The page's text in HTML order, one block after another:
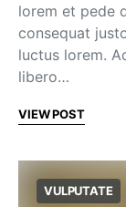
lorem et pede
consequat
luctus lorem.
libero…
VIEW POST
VULPUTATE